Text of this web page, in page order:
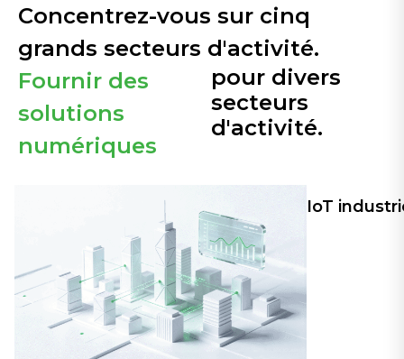
Concentrez-vous sur cinq
grands secteurs d'activité.
Fournir des
solutions
numériques
pour divers
secteurs
d'activité.
IoT